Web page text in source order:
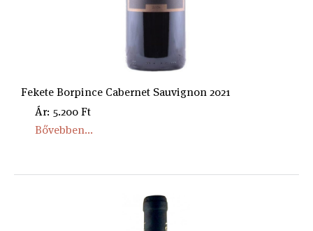
Fekete Borpince Cabernet Sauvignon 2021
Ár: 5.200 Ft
Bővebben...